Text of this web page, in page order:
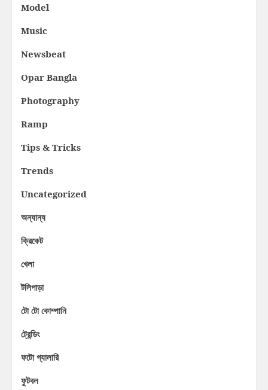
Model
Music
Newsbeat
Opar Bangla
Photography
Ramp
Tips & Tricks
Trends
Uncategorized
অন্যান্য
ক্রিকেট
খেলা
টলিপাড়া
টো টো কোম্পানি
ট্রেন্ডিং
ফটো গ্যালারি
ফুটবল